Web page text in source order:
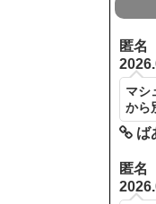
匿名
マシ
から
ば
匿名